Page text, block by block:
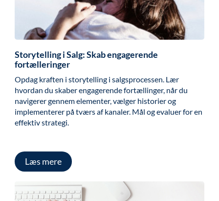
Storytelling i Salg: Skab engagerende
fortælleringer
Opdag kraften i storytelling i salgsprocessen. Lær
hvordan du skaber engagerende fortællinger, når du
navigerer gennem elementer, vælger historier og
implementerer på tværs af kanaler. Mål og evaluer for en
effektiv strategi.
Læs mere